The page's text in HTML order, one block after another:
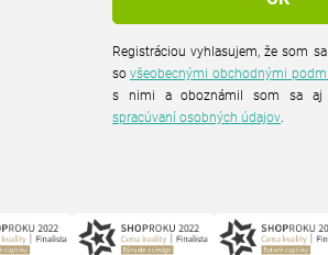
Registráciou vyhlasujem, že som
sovšeobecnými obchodnými
s nimi a oboznámil som sa
spracúvaní osobných údajov.